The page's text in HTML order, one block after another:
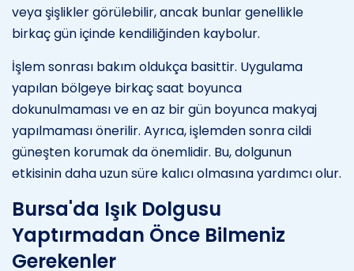
veya şişlikler görülebilir, ancak bunlar genellikle
birkaç gün içinde kendiliğinden kaybolur.
İşlem sonrası bakım oldukça basittir. Uygulama
yapılan bölgeye birkaç saat boyunca
dokunulmaması ve en az bir gün boyunca makyaj
yapılmaması önerilir. Ayrıca, işlemden sonra cildi
güneşten korumak da önemlidir. Bu, dolgunun
etkisinin daha uzun süre kalıcı olmasına yardımcı olur.
Bursa'da Işık Dolgusu
Yaptırmadan Önce Bilmeniz
Gerekenler